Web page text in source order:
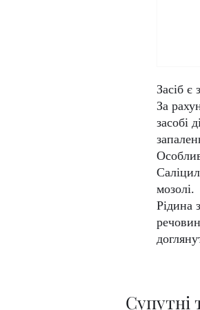
Засіб є
За
засобі
мозолі.
Рідина
Супутні